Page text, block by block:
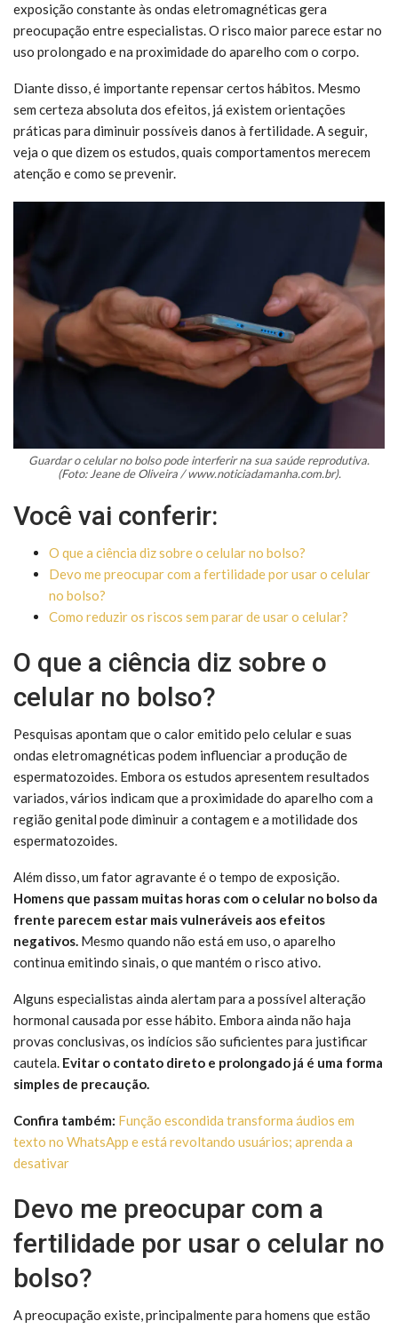
exposição constante às ondas eletromagnéticas gera
preocupação entre especialistas. O risco maior parece estar no
uso prolongado e na proximidade do aparelho com o corpo.
Diante disso, é importante repensar certos hábitos. Mesmo
sem certeza absoluta dos efeitos, já existem orientações
práticas para diminuir possíveis danos à fertilidade. A seguir,
veja o que dizem os estudos, quais comportamentos merecem
atenção e como se prevenir.
Guardar o celular no bolso pode interferir na sua saúde reprodutiva.
(Foto: Jeane de Oliveira / www.noticiadamanha.com.br).
Você vai conferir:
O que a ciência diz sobre o celular no bolso?
Devo me preocupar com a fertilidade por usar o celular
no bolso?
Como reduzir os riscos sem parar de usar o celular?
O que a ciência diz sobre o
celular no bolso?
Pesquisas apontam que o calor emitido pelo celular e suas
ondas eletromagnéticas podem influenciar a produção de
espermatozoides. Embora os estudos apresentem resultados
variados, vários indicam que a proximidade do aparelho com a
região genital pode diminuir a contagem e a motilidade dos
espermatozoides.
Além disso, um fator agravante é o tempo de exposição.
Homens que passam muitas horas com o celular no bolso da
frente parecem estar mais vulneráveis aos efeitos
negativos. Mesmo quando não está em uso, o aparelho
continua emitindo sinais, o que mantém o risco ativo.
Alguns especialistas ainda alertam para a possível alteração
hormonal causada por esse hábito. Embora ainda não haja
provas conclusivas, os indícios são suficientes para justificar
cautela. Evitar o contato direto e prolongado já é uma forma
simples de precaução.
Confira também: Função escondida transforma áudios em
texto no WhatsApp e está revoltando usuários; aprenda a
desativar
Devo me preocupar com a
fertilidade por usar o celular no
bolso?
A preocupação existe, principalmente para homens que estão